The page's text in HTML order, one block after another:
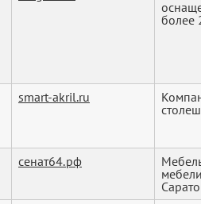
более
smart-akril.ru
сенат64.рф